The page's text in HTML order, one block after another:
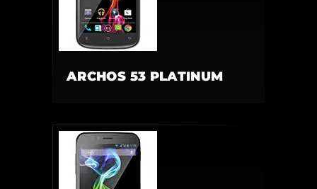
ARCHOS 53 PLATINUM